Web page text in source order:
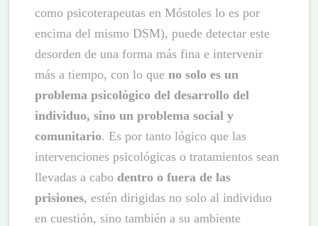
como psicoterapeutas en Móstoles lo es por
encima del mismo DSM), puede detectar este
desorden de una forma más fina e intervenir
más a tiempo, con lo queno solo es un
problema psicológico del desarrollo del
individuo, sino un problema social y
comunitario. Es por tanto lógico que las
intervenciones psicológicas o tratamientos sean
llevadas a cabodentro o fuera de las
prisiones, estén dirigidas no solo al individuo
en cuestión, sino también a su ambiente